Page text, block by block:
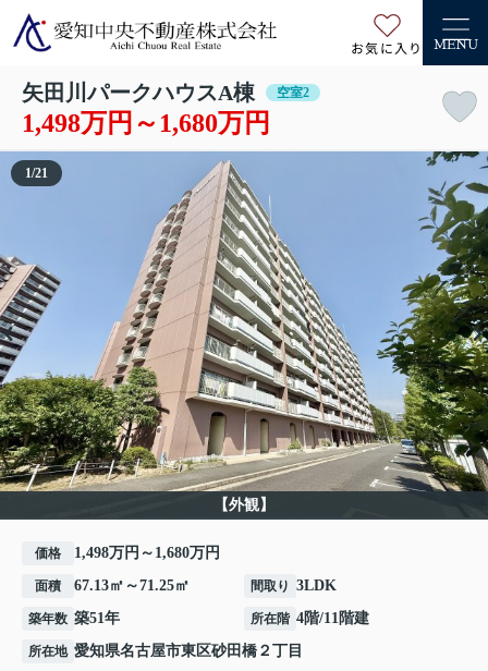
お気に入り MENU
矢田川パークハウスA棟 空室2
1,498万円～1,680万円
【外観】
1/21
価格 1,498万円～1,680万円
面積 67.13㎡～71.25㎡ 間取り 3LDK
築年数 築51年 所在階 4階/11階建
所在地 愛知県名古屋市東区砂田橋 ２丁目